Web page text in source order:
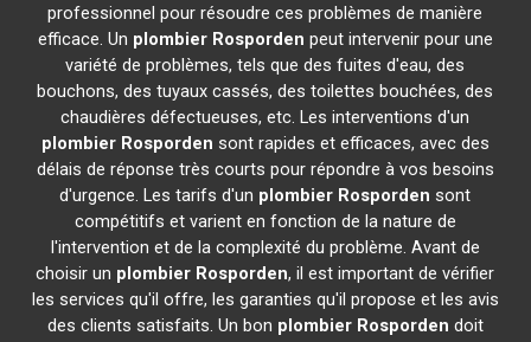
professionnel pour résoudre ces problèmes de manière
efficace. Un plombier Rosporden peut intervenir pour une
variété de problèmes, tels que des fuites d'eau, des
bouchons, des tuyaux cassés, des toilettes bouchées, des
chaudières défectueuses, etc. Les interventions d'un
plombier Rosporden sont rapides et efficaces, avec des
délais de réponse très courts pour répondre à vos besoins
d'urgence. Les tarifs d'un plombier Rosporden sont
compétitifs et varient en fonction de la nature de
l'intervention et de la complexité du problème. Avant de
choisir un plombier Rosporden, il est important de vérifier
les services qu'il offre, les garanties qu'il propose et les avis
des clients satisfaits. Un bon plombier Rosporden doit